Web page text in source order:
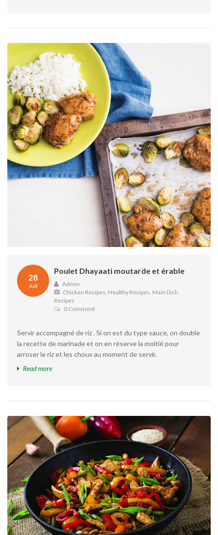
28
Juil
Poulet Dhayaati moutarde et érable
Admin
Chicken Recipes, Healthy Recipes, Main Dish
Recipes
0 Comment
Servir accompagné de riz . Si on est du type sauce, on double
la recette de marinade et on en réserve la moitié pour
arroser le riz et les choux au moment de servir.
Read more